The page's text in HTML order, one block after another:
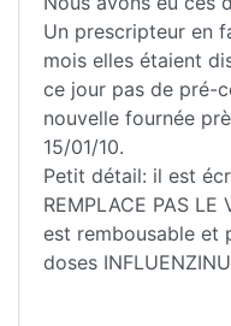
Un prescripteur en
mois elles étaient
ce jour pas de pré-
nouvelle fournée
15/01/10.
Petit détail: il est
REMPLACE PAS
est rembousable et
doses